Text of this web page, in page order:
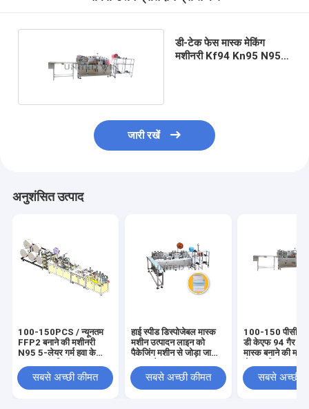
डी-टेक फेस मास्क मेकिंग
मशीनरी Kf94 Kn95 N95
जारी रखें
अनुशंसित उत्पाद
100-150PCS / न्यूनतम
FFP2 बनाने की मशीनरी
N95 5-लेयर गर्म हवा के
सबसे अच्छी कीमत
हाई स्पीड डिस्पोजेबल मास्क
मशीन उत्पादन लाइन को
पैकेजिंग मशीन से जोड़ा जा
सबसे अच्छी कीमत
100-150 पीसी /
डी केएफ 94 गैर
मास्क बनाने की
सबसे अच्छी